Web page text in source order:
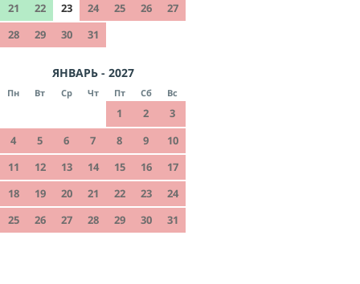
21
22 23 24 25 26
27
28
29 30 31
ЯНВАРЬ - 2027
Пн Вт Ср Чт Пт Сб Вс
1 2
3
4
5 6 7 8 9
10
11
12 13 14 15 16
17
18
19 20 21 22 23
24
25
26 27 28 29 30 31